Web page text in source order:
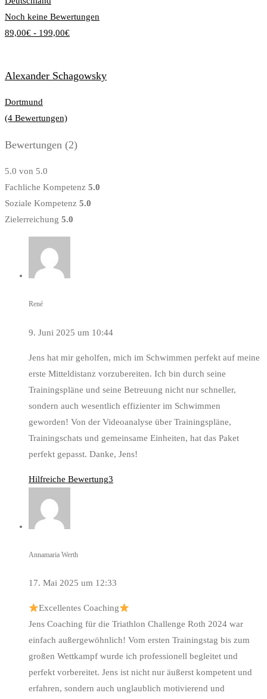
Noch keine Bewertungen
89,00€ - 199,00€
Alexander Schagowsky
Dortmund
(4 Bewertungen)
Bewertungen (2)
5.0 von 5.0
Fachliche Kompetenz 5.0
Soziale Kompetenz 5.0
Zielerreichung 5.0
René
9. Juni 2025 um 10:44
Jens hat mir geholfen, mich im Schwimmen perfekt auf meine
erste Mitteldistanz vorzubereiten. Ich bin durch seine
Trainingspläne und seine Betreuung nicht nur schneller,
sondern auch wesentlich effizienter im Schwimmen
geworden! Von der Videoanalyse über Trainingspläne,
Trainingschats und gemeinsame Einheiten, hat das Paket
perfekt gepasst. Danke, Jens!
Hilfreiche Bewertung3
Annamaria Werth
17. Mai 2025 um 12:33
Excellentes Coaching
Jens Coaching für die Triathlon Challenge Roth 2024 war
einfach außergewöhnlich! Vom ersten Trainingstag bis zum
großen Wettkampf wurde ich professionell begleitet und
perfekt vorbereitet. Jens ist nicht nur äußerst kompetent und
erfahren, sondern auch unglaublich motivierend und